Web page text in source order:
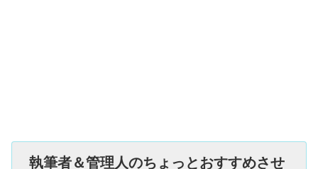
執筆者＆管理人のちょっとおすすめさせ